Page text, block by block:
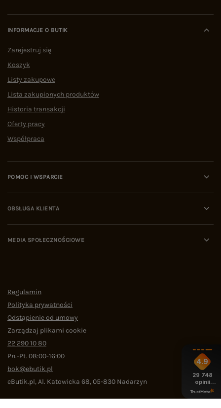
INFORMACJE O BUTIK
Zarejestruj się
Koszyk
Listy zakupowe
Lista zakupionych produktów
Historia transakcji
Oferty pracy
Współpraca
POMOC I WSPARCIE
OBSŁUGA KLIENTA
MEDIA SPOŁECZNOŚCIOWE
Regulamin
Polityka prywatności
Odstąpienie od umowy
Zarządzaj plikami cookie
22 290 10 80
Pn.-Pt. 08:00-16:00
bok@ebutik.pl
eButik.pl,Al. Katowicka 68,05-830 Nadarzyn
4.9
29 748
opinii
z całego